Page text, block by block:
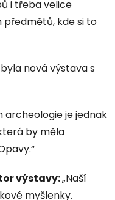
i třeba velice
předmětů, kde si to
nová výstava s
archeologie je jednak
by měla
výstavy:„Naší
myšlenky.